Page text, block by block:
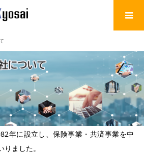
年に設立し、保険事業・共済事業を中
ました。